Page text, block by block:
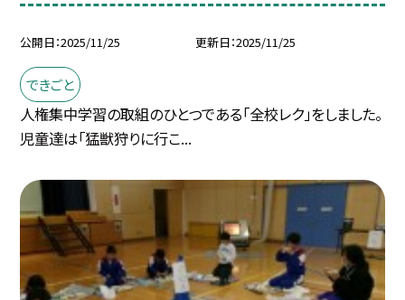
公開日 2025/11/25 更新日 2025/11/25
できごと
人権集中学習の取組のひとつである「全校レク」をしました。
児童達は「猛獣狩りに行こ...